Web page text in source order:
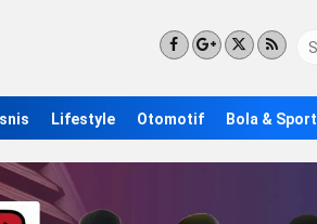
Lifestyle Otomotif Bola & Sport